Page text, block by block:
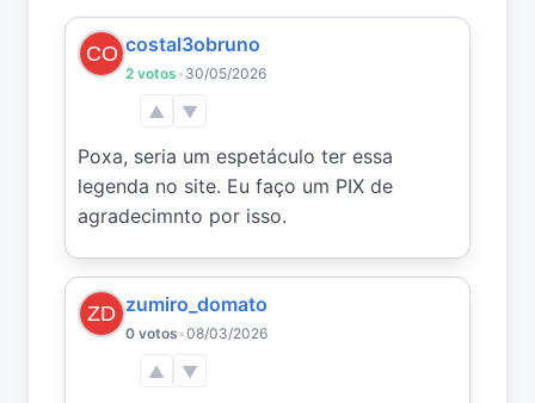
costal3obruno
2 votos • 30/05/2026
▲ ▼
Poxa, seria um espetáculo ter essa
legenda no site. Eu faço um PIX de
agradecimnto por isso.
zumiro_domato
0 votos •08/03/2026
▲ ▼